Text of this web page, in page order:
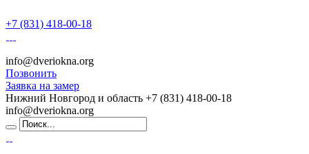
+7 (831) 418-00-18
info@dveriokna.org
Позвонить
Заявка на замер
Нижний Новгород и область +7 (831) 418-00-18
info@dveriokna.org